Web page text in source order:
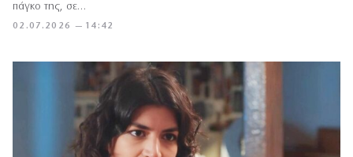
02.07.2026 — 14:42
πάγκο της, σε…